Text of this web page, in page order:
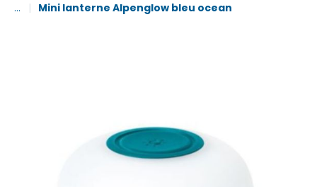
... Mini lanterne Alpenglow bleu ocean